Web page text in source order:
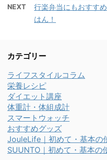
NEXT
行楽弁当にもおすす
はん！
カテゴリー
ライフスタイルコラム
栄養レシピ
ダイエット講座
体重計・体組成計
スマートウォッチ
おすすめグッズ
JouleLife｜初めて・基本の
SUUNTO｜初めて・基本の